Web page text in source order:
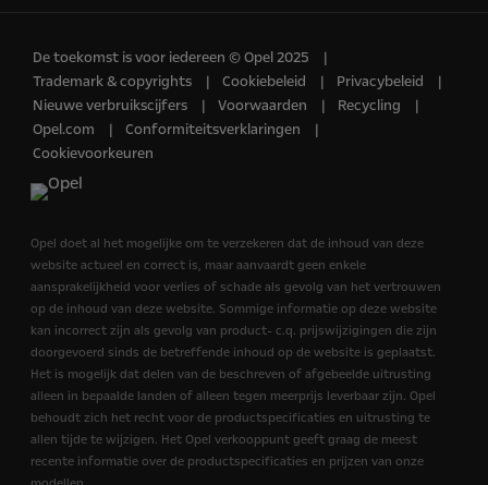
De toekomst is voor iedereen © Opel 2025
Trademark & copyrights
Cookiebeleid
Privacybeleid
Nieuwe verbruikscijfers
Voorwaarden
Recycling
Opel.com
Conformiteitsverklaringen
Cookievoorkeuren
Opel doet al het mogelijke om te verzekeren dat de inhoud van deze
website actueel en correct is, maar aanvaardt geen enkele
aansprakelijkheid voor verlies of schade als gevolg van het vertrouwen
op de inhoud van deze website. Sommige informatie op deze website
kan incorrect zijn als gevolg van product- c.q. prijswijzigingen die zijn
doorgevoerd sinds de betreffende inhoud op de website is geplaatst.
Het is mogelijk dat delen van de beschreven of afgebeelde uitrusting
alleen in bepaalde landen of alleen tegen meerprijs leverbaar zijn. Opel
behoudt zich het recht voor de productspecificaties en uitrusting te
allen tijde te wijzigen. Het Opel verkooppunt geeft graag de meest
recente informatie over de productspecificaties en prijzen van onze